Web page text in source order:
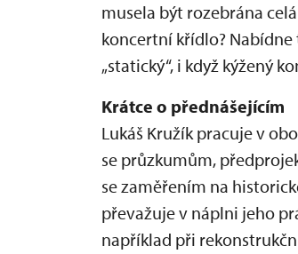
musela být rozebrána
koncertní křídlo?
„statický“, i když kýžený
Krátce o přednášejícím
Lukáš Kružík pracuje v
se průzkumům,
se zaměřením na
převažuje v náplni jeho
například při